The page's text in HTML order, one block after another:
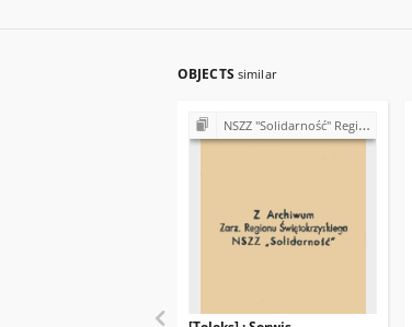
OBJECTS similar
NSZZ "Solidarność" Region Świętokrzyski - teleksy (1981)